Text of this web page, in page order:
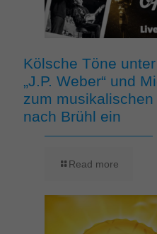
Kölsche Töne
„J.P. Weber“ und
zum
nach Brühl ein
Read more